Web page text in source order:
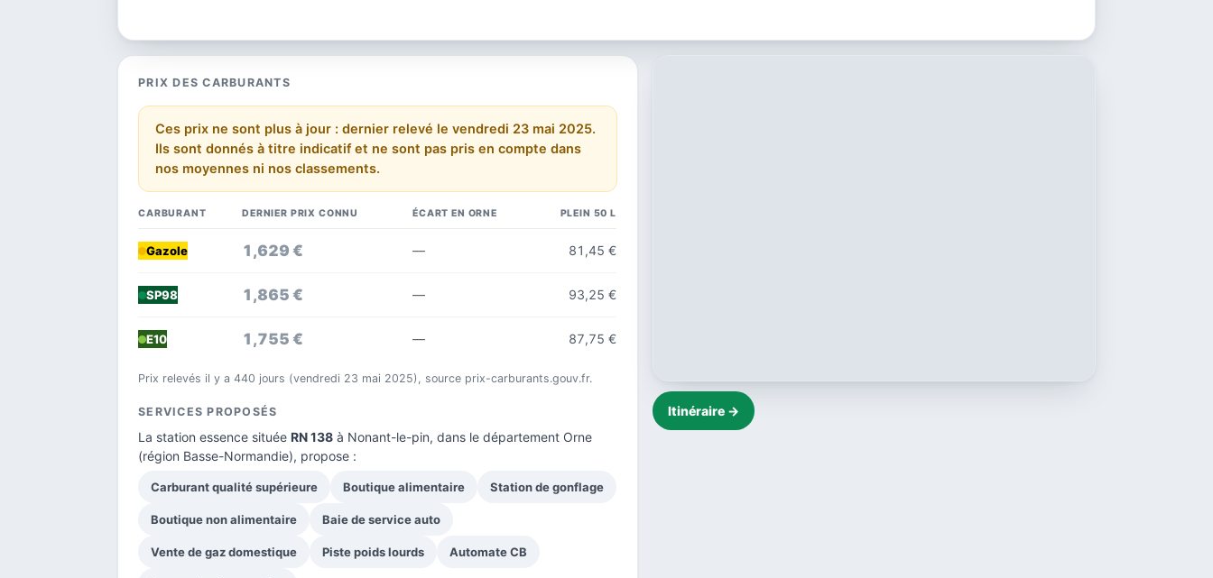
PRIX DES CARBURANTS
Ces prix ne sont plus à jour : dernier relevé le vendredi 23 mai 2025.
Ils sont donnés à titre indicatif et ne sont pas pris en compte dans
nos moyennes ni nos classements.
CARBURANT DERNIER PRIX CONNU ÉCART EN ORNE PLEIN 50 L
Gazole 1,629 € — 81,45 €
SP98 1,865 € — 93,25 €
E10 1,755 € — 87,75 €
Prix relevés il y a 440 jours (vendredi 23 mai 2025), source prix-carburants.gouv.fr.
SERVICES PROPOSÉS
La station essence située RN 138 à Nonant-le-pin, dans le département Orne
(région Basse-Normandie), propose :
Carburant qualité supérieure Boutique alimentaire Station de gonflage
Boutique non alimentaire Baie de service auto
Vente de gaz domestique Piste poids lourds Automate CB
Itinéraire →